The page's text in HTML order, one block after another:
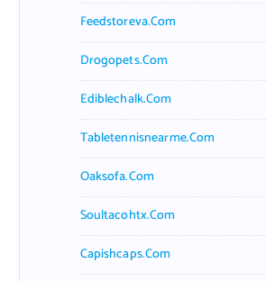
Feedstoreva.com
Drogopets.com
Ediblechalk.com
Tabletennisnearme.com
Oaksofa.com
Soultacohtx.com
Capishcaps.com